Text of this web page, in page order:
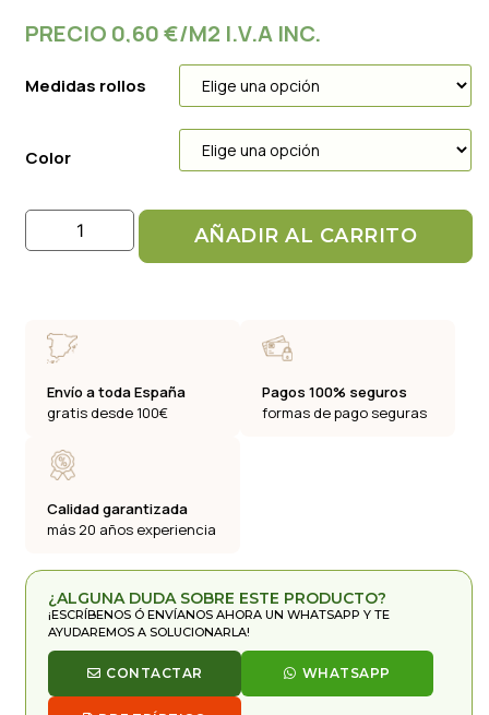
PRECIO 0,60 €/M2 I.V.A INC.
Medidas rollos
Color
AÑADIR AL CARRITO
Envío a toda España
gratis desde 100€
Pagos 100% seguros
formas de pago seguras
Calidad garantizada
más 20 años experiencia
¿ALGUNA DUDA SOBRE ESTE PRODUCTO?
¡ESCRÍBENOS Ó ENVÍANOS AHORA UN WHATSAPP Y TE
AYUDAREMOS A SOLUCIONARLA!
CONTACTAR WHATSAPP